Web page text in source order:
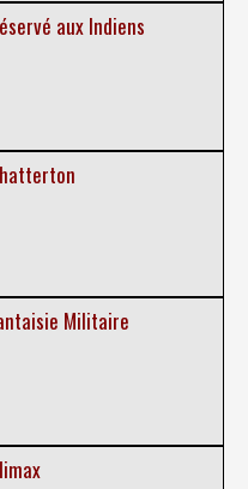
aux Indiens
Militaire